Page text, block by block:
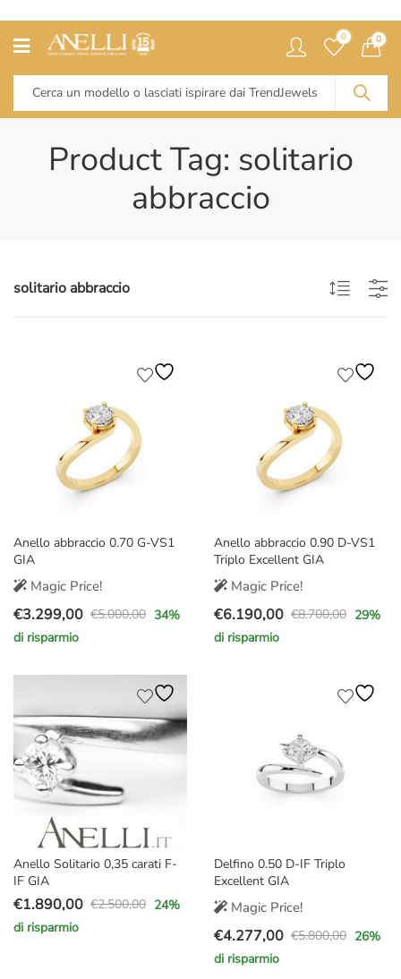
0 0
Product Tag: solitario
abbraccio
solitario abbraccio
Anello abbraccio 0.70 G-VS1
GIA
Magic Price!
€5.000,00
Il
prezzo
€5.000,00.
€3.299,00
Il
prezzo
€3.299,00.
34%
di risparmio
Anello abbraccio 0.90 D-VS1
Triplo Excellent GIA
Magic Price!
€8.700,00
Il
prezzo
€6.190,00
Il
prezzo
29%
di risparmio
Anello Solitario 0,35 carati F-
IF GIA
€2.500,00
Il
prezzo
€1.890,00
Il
prezzo
24%
di risparmio
Delfino 0.50 D-IF Triplo
Excellent GIA
Magic Price!
€5.800,00
Il
prezzo
€4.277,00
Il
prezzo
26%
di risparmio